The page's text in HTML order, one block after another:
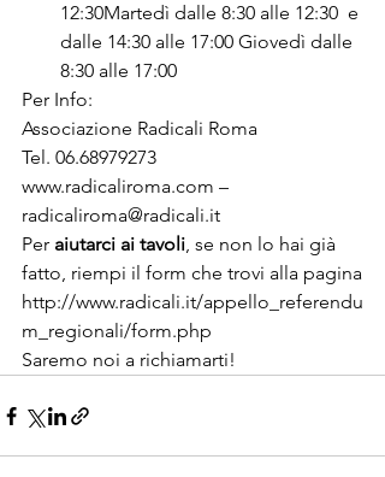
12:30Martedì dalle 8:30 alle 12:30  e
dalle 14:30 alle 17:00 Giovedì dalle
8:30 alle 17:00
Per Info:
Associazione Radicali Roma
www.radicaliroma.com –
radicaliroma@radicali.it
Per aiutarci ai tavoli, se non lo hai già
http://www.radicali.it/appello_referendu
m_regionali/form.php
Saremo noi a richiamarti!